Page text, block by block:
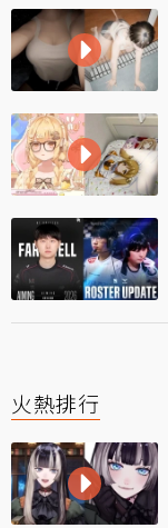
火熱排行